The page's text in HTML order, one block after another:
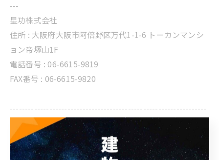
---
星功株式会社
住所 : 大阪府大阪市阿倍野区万代1-1-6 トーカンマンシ
ョン帝塚山1F
電話番号 : 06-6615-9819
FAX番号 : 06-6615-9820
-----------------------------------------------------------------
その他 工事・星功ブログ